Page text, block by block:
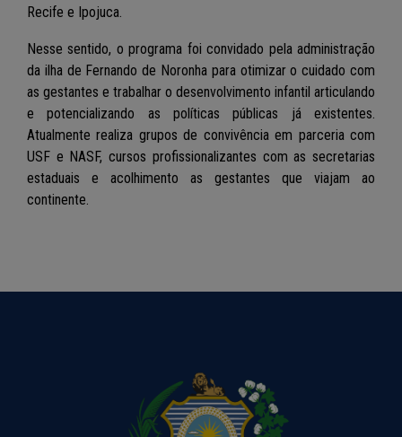
Recife e Ipojuca.
Nesse sentido, o programa foi convidado pela administração
da ilha de Fernando de Noronha para otimizar o cuidado com
as gestantes e trabalhar o desenvolvimento infantil articulando
e potencializando as políticas públicas já existentes.
Atualmente realiza grupos de convivência em parceria com
USF e NASF, cursos profissionalizantes com as secretarias
estaduais e acolhimento as gestantes que viajam ao
continente.